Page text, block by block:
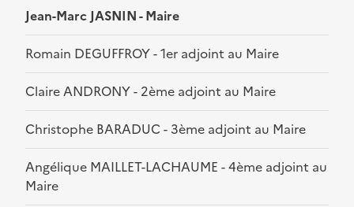
Jean-Marc JASNIN - Maire
Romain DEGUFFROY - 1er adjoint au Maire
Claire ANDRONY - 2ème adjoint au Maire
Christophe BARADUC - 3ème adjoint au Maire
Angélique MAILLET-LACHAUME - 4ème adjoint au
Maire